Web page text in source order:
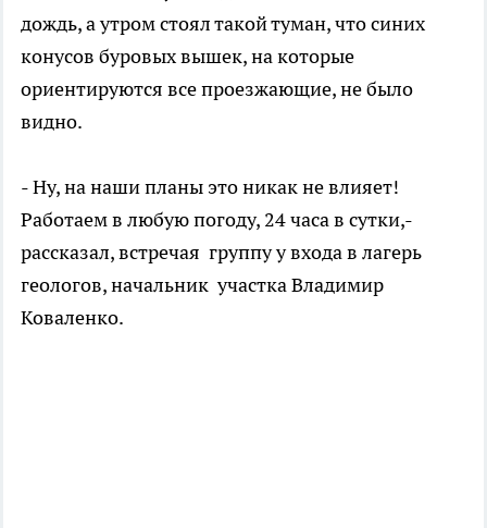
дождь, а утром стоял такой туман, что синих
конусов буровых вышек, на которые
ориентируются все проезжающие, не было
видно.
- Ну, на наши планы это никак не влияет!
Работаем в любую погоду, 24 часа в сутки,-
рассказал, встречая группу у входа в лагерь
геологов, начальник участка Владимир
Коваленко.